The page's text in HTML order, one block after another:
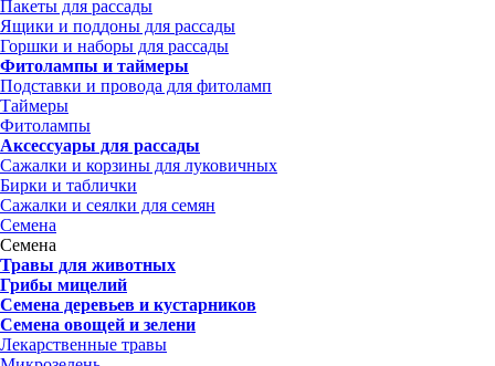
Пакеты для рассады
Ящики и поддоны для рассады
Горшки и наборы для рассады
Фитолампы и таймеры
Подставки и провода для фитоламп
Таймеры
Фитолампы
Аксессуары для рассады
Сажалки и корзины для луковичных
Бирки и таблички
Сажалки и сеялки для семян
Семена
Семена
Травы для животных
Грибы мицелий
Семена деревьев и кустарников
Семена овощей и зелени
Лекарственные травы